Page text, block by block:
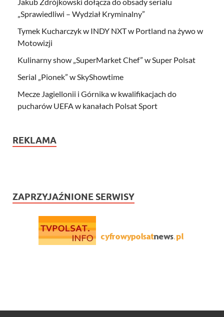
„Sprawiedliwi – Wydział Kryminalny”
Tymek Kucharczyk w INDY NXT w Portland na żywo w
Motowizji
Kulinarny show „SuperMarket Chef” w Super Polsat
Serial „Pionek” w SkyShowtime
Mecze Jagiellonii i Górnika w kwalifikacjach do
pucharów UEFA w kanałach Polsat Sport
REKLAMA
ZAPRZYJAŹNIONE SERWISY